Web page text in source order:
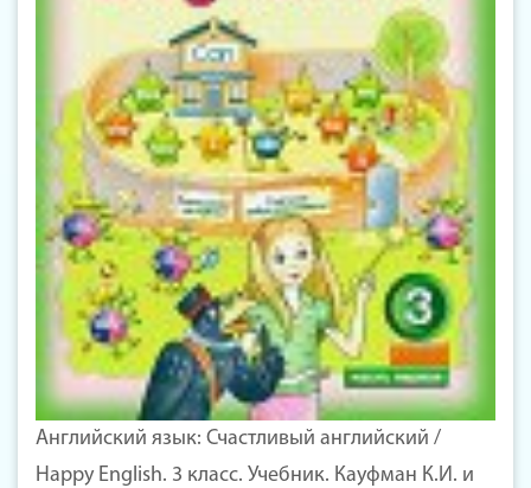
Английский язык: Счастливый английский /
Happy English. 3 класс. Учебник. Кауфман К.И. и